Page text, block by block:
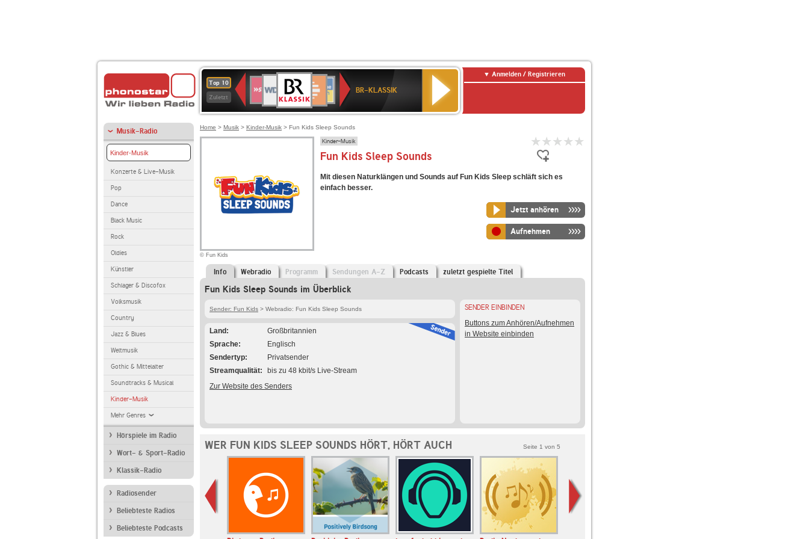
Top 10
Zuletzt
Deutschlandfunk
80er
90er
OLDIE
ANTENNE
4
BR-
KLASSIK
Deutschlandfunk
Kultur
ANTENNE
BAYERN
SWR
Kultur
NDR
2
BR-KLASSIK
Anmelden / Registrieren
Musik-Radio
Kinder-Musik
Konzerte & Live-Musik
Pop
Dance
Black Music
Rock
Oldies
Künstler
Schlager & Discofox
Volksmusik
Country
Jazz & Blues
Weltmusik
Gothic & Mittelalter
Soundtracks & Musical
Kinder-Musik
Mehr Genres
Hörspiele im Radio
Wort- & Sport-Radio
Klassik-Radio
Radiosender
Beliebteste Radios
Beliebteste Podcasts
Home > Musik > Kinder-Musik > Fun Kids Sleep Sounds
© Fun Kids
Kinder-Musik
Fun Kids Sleep Sounds
Mit diesen Naturklängen und Sounds auf Fun Kids Sleep schläft sich es
einfach besser.
Jetzt anhören
Aufnehmen
Info Webradio Programm Sendungen A-Z Podcasts zuletzt gespielte Titel
Fun Kids Sleep Sounds im Überblick
Sender: Fun Kids > Webradio: Fun Kids Sleep Sounds
Land
Großbritannien
Sprache
Englisch
Sendertyp
Privatsender
Streamqualität
bis zu 48 kbit/s Live-Stream
Zur Website des Senders
SENDER EINBINDEN
Buttons zum Anhören/Aufnehmen
in Website einbinden
WER FUN KIDS SLEEP SOUNDS HÖRT, HÖRT AUCH Seite 1 von 5